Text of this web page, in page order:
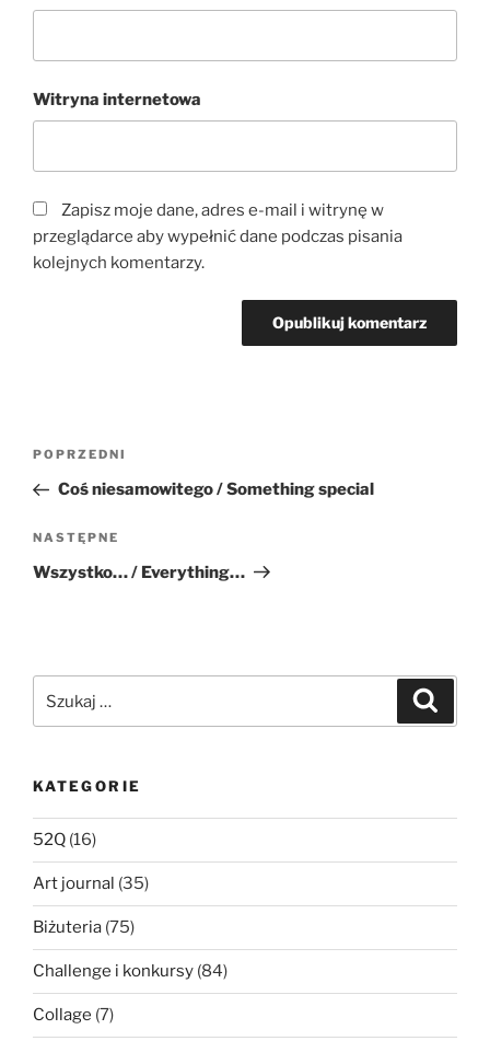
Witryna internetowa
Zapisz moje dane, adres e-mail i witrynę w
przeglądarce aby wypełnić dane podczas pisania
kolejnych komentarzy.
Nawigacja
Poprzedni
wpis
POPRZEDNI
Coś niesamowitego / Something special
Następny
wpis
NASTĘPNE
Wszystko… / Everything…
KATEGORIE
52Q (16)
Art journal (35)
Biżuteria (75)
Challenge i konkursy (84)
Collage (7)